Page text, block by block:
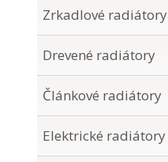
Zrkadlové radiátory
Drevené radiátory
Článkové radiátory
Elektrické radiátory